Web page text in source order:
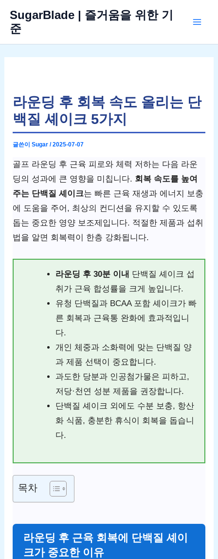
SugarBlade | 즐거움을 위한 기
준
라운딩 후 회복 속도 올리는 단
백질 셰이크 5가지
글쓴이Sugar/2025-07-07
골프 라운딩 후 근육 피로와 체력 저하는 다음 라운
딩의 성과에 큰 영향을 미칩니다. 회복 속도를 높여
주는 단백질 셰이크는 빠른 근육 재생과 에너지 보충
에 도움을 주어, 최상의 컨디션을 유지할 수 있도록
돕는 중요한 영양 보조제입니다. 적절한 제품과 섭취
법을 알면 회복력이 한층 강화됩니다.
라운딩 후 30분 이내 단백질 셰이크 섭
취가 근육 합성률을 크게 높입니다.
유청 단백질과 BCAA 포함 셰이크가 빠
른 회복과 근육통 완화에 효과적입니
다.
개인 체중과 소화력에 맞는 단백질 양
과 제품 선택이 중요합니다.
과도한 당분과 인공첨가물은 피하고,
저당·천연 성분 제품을 권장합니다.
단백질 셰이크 외에도 수분 보충, 항산
화 식품, 충분한 휴식이 회복을 돕습니
다.
목차
라운딩 후 근육 회복에 단백질 셰이
크가 중요한 이유